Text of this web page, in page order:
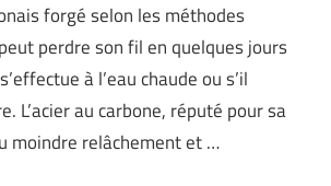
forgé selon les méthodes
perdre son fil en quelques jours
à l’eau chaude ou s’il
L’acier au carbone, réputé pour sa
moindre relâchement et …